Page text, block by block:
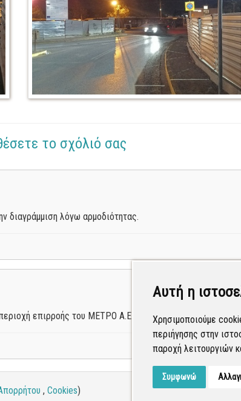
Αυτή η
Χρησιμοποιούμε
περιήγησης στην
παροχή λειτουργιών
Συμφωνώ
το σχόλιό σας
λόγω αρμοδιότητας.
επιρροής του ΜΕΤΡΟ Α.Ε. Το αίτημά σας ΈΧΕΙ
, Cookies)